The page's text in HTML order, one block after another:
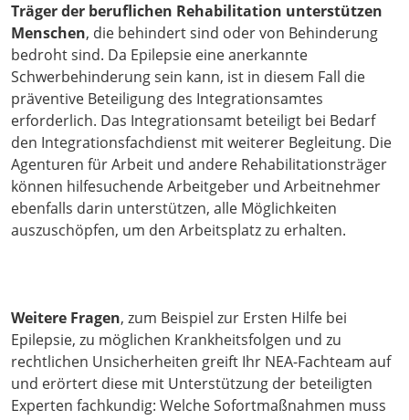
Träger der beruflichen Rehabilitation unterstützen
Menschen, die behindert sind oder von Behinderung
bedroht sind. Da Epilepsie eine anerkannte
Schwerbehinderung sein kann, ist in diesem Fall die
präventive Beteiligung des Integrationsamtes
erforderlich. Das Integrationsamt beteiligt bei Bedarf
den Integrationsfachdienst mit weiterer Begleitung. Die
Agenturen für Arbeit und andere Rehabilitationsträger
können hilfesuchende Arbeitgeber und Arbeitnehmer
ebenfalls darin unterstützen, alle Möglichkeiten
auszuschöpfen, um den Arbeitsplatz zu erhalten.
Weitere Fragen, zum Beispiel zur Ersten Hilfe bei
Epilepsie, zu möglichen Krankheitsfolgen und zu
rechtlichen Unsicherheiten greift Ihr NEA-Fachteam auf
und erörtert diese mit Unterstützung der beteiligten
Experten fachkundig: Welche Sofortmaßnahmen muss